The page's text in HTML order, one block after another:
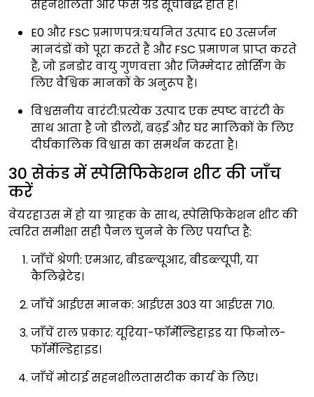
सहनशीलता और फेस ग्रेड सूचीबद्ध होते हैं।
E0 और FSC प्रमाणपत्र:चयनित उत्पाद E0 उत्सर्जन
मानदंडों को पूरा करते हैं और FSC प्रमाणन प्राप्त करते
हैं, जो इनडोर वायु गुणवत्ता और जिम्मेदार सोर्सिंग के
लिए वैश्विक मानकों के अनुरूप है।
विश्वसनीय वारंटी:प्रत्येक उत्पाद एक स्पष्ट वारंटी के
साथ आता है जो डीलरों, बढ़ई और घर मालिकों के लिए
दीर्घकालिक विश्वास का समर्थन करता है।
30 सेकंड में स्पेसिफिकेशन शीट की जाँच
करें
वेयरहाउस में हो या ग्राहक के साथ, स्पेसिफिकेशन शीट की
त्वरित समीक्षा सही पैनल चुनने के लिए पर्याप्त है:
जाँचें श्रेणी: एमआर, बीडब्ल्यूआर, बीडब्ल्यूपी, या
कैलिब्रेटेड।
जाँचें आईएस मानक: आईएस 303 या आईएस 710.
जाँचें राल प्रकार: यूरिया-फॉर्मेल्डिहाइड या फिनोल-
फॉर्मेल्डिहाइड।
जाँचें मोटाई सहनशीलतासटीक कार्य के लिए।